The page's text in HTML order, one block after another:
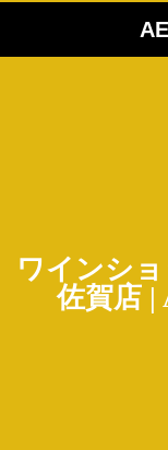
ワインシ
佐賀店 |